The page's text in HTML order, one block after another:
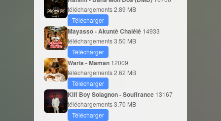
téléchargements2.89 MB
Télécharger
Mayasso - Akuntè Chalélé 14933
téléchargements3.50 MB
Télécharger
Waris - Maman 12009
téléchargements2.62 MB
Télécharger
Kiff Boy Solagnon - Souffrance 13167
téléchargements3.70 MB
Télécharger